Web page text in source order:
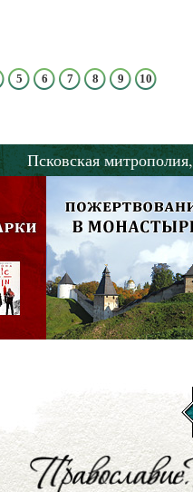
5 6 7 8 9 10
Псковская митрополия,